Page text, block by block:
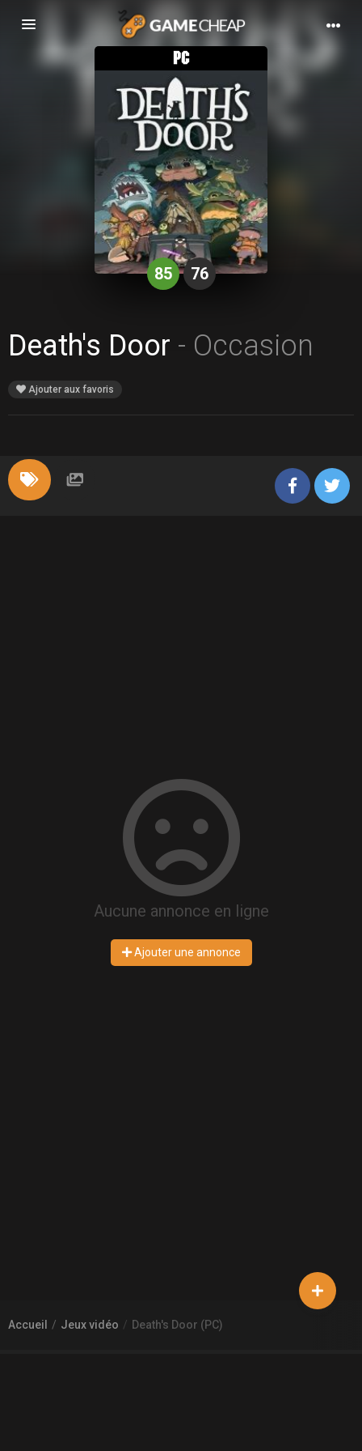
Basculer
navigation
85 76
Death's Door - Occasion
Ajouter aux favoris
Aucune annonce en ligne
Ajouter une annonce
Accueil Jeux vidéo Death's Door (PC)